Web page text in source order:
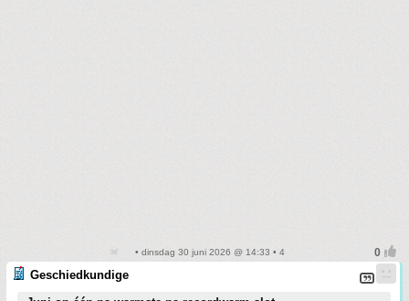
• dinsdag 30 juni 2026 @ 14:33 • 4
Geschiedkundige